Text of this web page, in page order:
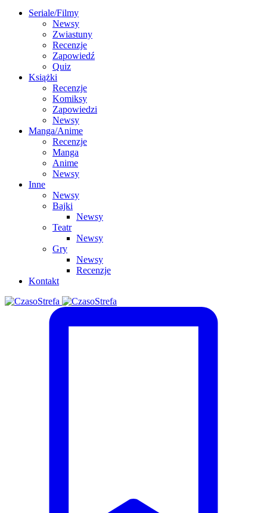
Seriale/Filmy
Newsy
Zwiastuny
Recenzje
Zapowiedź
Quiz
Książki
Recenzje
Komiksy
Zapowiedzi
Newsy
Manga/Anime
Recenzje
Manga
Anime
Newsy
Inne
Newsy
Bajki
Newsy
Teatr
Newsy
Gry
Newsy
Recenzje
Kontakt